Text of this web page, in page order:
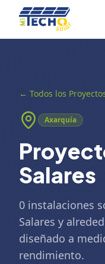
Skip to content
← Todos los
Axarquía
Salares
0 instalaciones
Salares y
diseñado a
rendimiento.